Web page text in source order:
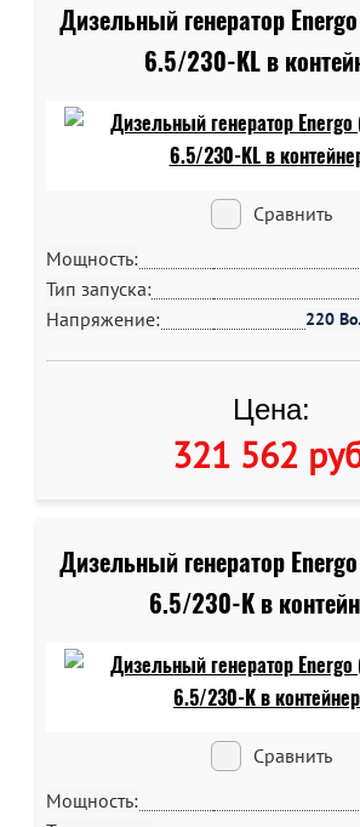
Дизельный генератор
6.5/230-KL в
Сравнить
Мощность:
Тип запуска:
Напряжение: 220
Цена:
321 562
Дизельный генератор
6.5/230-K в
Сравнить
Мощность: